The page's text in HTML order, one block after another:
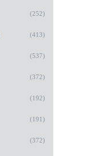
(252)
(413)
(537)
(372)
(192)
(191)
(372)